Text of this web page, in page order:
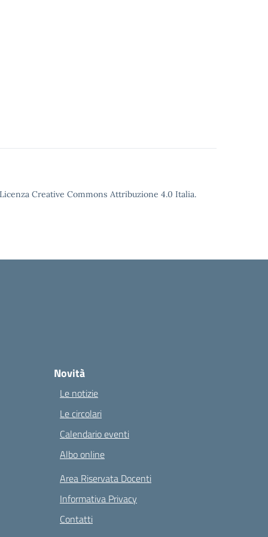
Creative Commons Attribuzione 4.0 Italia.
Novità
Le notizie
Le circolari
Calendario eventi
Albo online
Area Riservata Docenti
Informativa Privacy
Contatti